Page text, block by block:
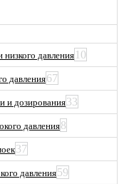
давления 10
давления67
и дозирования33
давления8
37
давления59